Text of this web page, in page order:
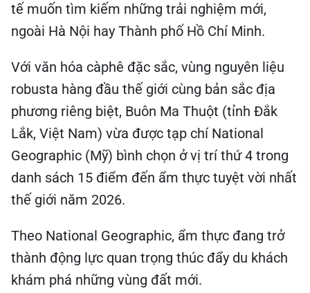
tế muốn tìm kiếm những trải nghiệm mới,
ngoài Hà Nội hay Thành phố Hồ Chí Minh.
Với văn hóa càphê đặc sắc, vùng nguyên liệu
robusta hàng đầu thế giới cùng bản sắc địa
phương riêng biệt, Buôn Ma Thuột (tỉnh Đắk
Lắk, Việt Nam) vừa được tạp chí National
Geographic (Mỹ) bình chọn ở vị trí thứ 4 trong
danh sách 15 điểm đến ẩm thực tuyệt vời nhất
thế giới năm 2026.
Theo National Geographic, ẩm thực đang trở
thành động lực quan trọng thúc đẩy du khách
khám phá những vùng đất mới.